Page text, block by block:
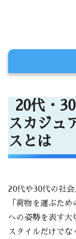
ブリーフケ
スーツ
された
予算感
30
価
おしゃれさ
20代・
スカジュ
スとは
20代や30代の社
「荷物を運ぶた
への姿勢を表す大
スタイルだけでな